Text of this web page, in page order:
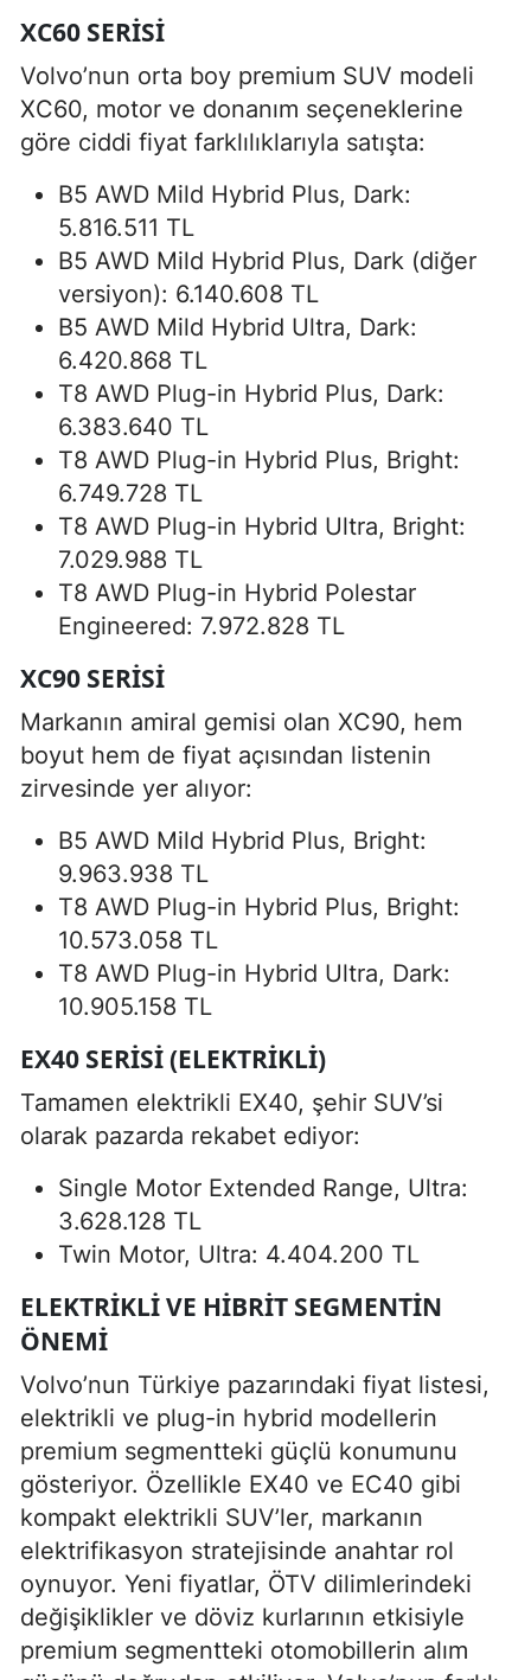
XC60 SERISI
Volvo’nun orta boy premium SUV modeli
XC60, motor ve donanım seçeneklerine
göre ciddi fiyat farklılıklarıyla satışta:
B5 AWD Mild Hybrid Plus, Dark:
5.816.511 TL
B5 AWD Mild Hybrid Plus, Dark (diğer
versiyon): 6.140.608 TL
B5 AWD Mild Hybrid Ultra, Dark:
6.420.868 TL
T8 AWD Plug-in Hybrid Plus, Dark:
6.383.640 TL
T8 AWD Plug-in Hybrid Plus, Bright:
6.749.728 TL
T8 AWD Plug-in Hybrid Ultra, Bright:
7.029.988 TL
T8 AWD Plug-in Hybrid Polestar
Engineered: 7.972.828 TL
XC90 SERISI
Markanın amiral gemisi olan XC90, hem
boyut hem de fiyat açısından listenin
zirvesinde yer alıyor:
B5 AWD Mild Hybrid Plus, Bright:
9.963.938 TL
T8 AWD Plug-in Hybrid Plus, Bright:
10.573.058 TL
T8 AWD Plug-in Hybrid Ultra, Dark:
10.905.158 TL
EX40 SERISI (ELEKTRIKLI)
Tamamen elektrikli EX40, şehir SUV’si
olarak pazarda rekabet ediyor:
Single Motor Extended Range, Ultra:
3.628.128 TL
Twin Motor, Ultra: 4.404.200 TL
ELEKTRIKLI VE HIBRIT SEGMENTIN
ÖNEMI
Volvo’nun Türkiye pazarındaki fiyat listesi,
elektrikli ve plug-in hybrid modellerin
premium segmentteki güçlü konumunu
gösteriyor. Özellikle EX40 ve EC40 gibi
kompakt elektrikli SUV’ler, markanın
elektrifikasyon stratejisinde anahtar rol
oynuyor. Yeni fiyatlar, ÖTV dilimlerindeki
değişiklikler ve döviz kurlarının etkisiyle
premium segmentteki otomobillerin alım